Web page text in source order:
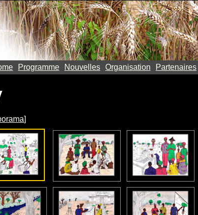
Programme Nouvelles Organisation Partenaires
]